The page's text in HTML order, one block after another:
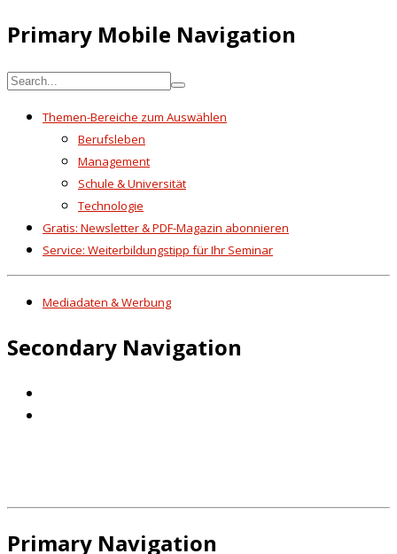
Primary Mobile Navigation
Themen-Bereiche zum Auswählen
Berufsleben
Management
Schule & Universität
Technologie
Gratis: Newsletter & PDF-Magazin abonnieren
Service: Weiterbildungstipp für Ihr Seminar
Mediadaten & Werbung
Secondary Navigation
Primary Navigation